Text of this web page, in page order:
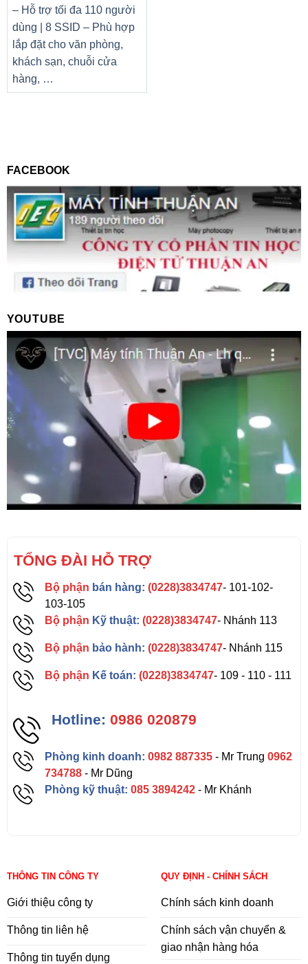
– Hỗ trợ tối đa 110 người
dùng | 8 SSID – Phù hợp
lắp đặt cho văn phòng,
khách sạn, chuỗi cửa
hàng, …
FACEBOOK
YOUTUBE
TỔNG ĐÀI HỖ TRỢ
Bộ phận bán hàng: (0228)3834747- 101-102-
103-105
Bộ phận Kỹ thuật: (0228)3834747- Nhánh 113
Bộ phận bảo hành: (0228)3834747- Nhánh 115
Bộ phận Kế toán: (0228)3834747- 109 - 110 - 111
Hotline: 0986 020879
Phòng kinh doanh: 0982 887335 - Mr Trung0962
734788 - Mr Dũng
Phòng kỹ thuật:085 3894242 - Mr Khánh
THÔNG TIN CÔNG TY
Giới thiệu công ty
Thông tin liên hệ
Thông tin tuyển dụng
QUY ĐỊNH - CHÍNH SÁCH
Chính sách kinh doanh
Chính sách vận chuyển &
giao nhận hàng hóa